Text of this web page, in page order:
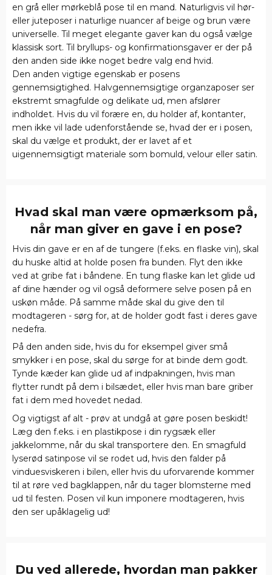
en grå eller mørkeblå pose til en mand. Naturligvis vil hør-
eller juteposer i naturlige nuancer af beige og brun være
universelle. Til meget elegante gaver kan du også vælge
klassisk sort. Til bryllups- og konfirmationsgaver er der på
den anden side ikke noget bedre valg end hvid.
Den anden vigtige egenskab er posens
gennemsigtighed. Halvgennemsigtige organzaposer ser
ekstremt smagfulde og delikate ud, men afslører
indholdet. Hvis du vil forære en, du holder af, kontanter,
men ikke vil lade udenforstående se, hvad der er i posen,
skal du vælge et produkt, der er lavet af et
uigennemsigtigt materiale som bomuld, velour eller satin.
Hvad skal man være opmærksom på,
når man giver en gave i en pose?
Hvis din gave er en af de tungere (f.eks. en flaske vin), skal
du huske altid at holde posen fra bunden. Flyt den ikke
ved at gribe fat i båndene. En tung flaske kan let glide ud
af dine hænder og vil også deformere selve posen på en
uskøn måde. På samme måde skal du give den til
modtageren - sørg for, at de holder godt fast i deres gave
nedefra.
På den anden side, hvis du for eksempel giver små
smykker i en pose, skal du sørge for at binde dem godt.
Tynde kæder kan glide ud af indpakningen, hvis man
flytter rundt på dem i bilsædet, eller hvis man bare griber
fat i dem med hovedet nedad.
Og vigtigst af alt - prøv at undgå at gøre posen beskidt!
Læg den f.eks. i en plastikpose i din rygsæk eller
jakkelomme, når du skal transportere den. En smagfuld
lyserød satinpose vil se rodet ud, hvis den falder på
vinduesviskeren i bilen, eller hvis du uforvarende kommer
til at røre ved bagklappen, når du tager blomsterne med
ud til festen. Posen vil kun imponere modtageren, hvis
den ser upåklagelig ud!
Du ved allerede, hvordan man pakker